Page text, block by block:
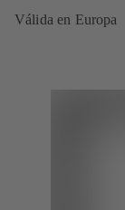
Válida en Europa